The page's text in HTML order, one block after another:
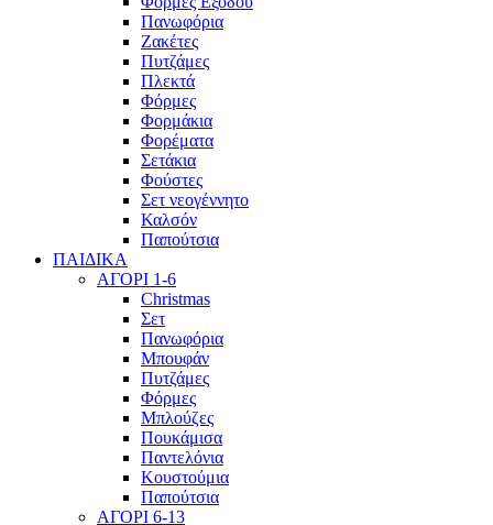
Πανωφόρια
Ζακέτες
Πυτζάμες
Πλεκτά
Φόρμες
Φορμάκια
Φορέματα
Σετάκια
Φούστες
Σετ νεογέννητο
Καλσόν
Παπούτσια
ΠΑΙΔΙΚΑ
ΑΓΟΡΙ 1-6
Christmas
Σετ
Πανωφόρια
Μπουφάν
Πυτζάμες
Φόρμες
Μπλούζες
Πουκάμισα
Παντελόνια
Κουστούμια
Παπούτσια
ΑΓΟΡΙ 6-13